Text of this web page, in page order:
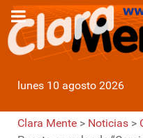
lunes 10 agosto 2026
Clara Mente > Noticias >